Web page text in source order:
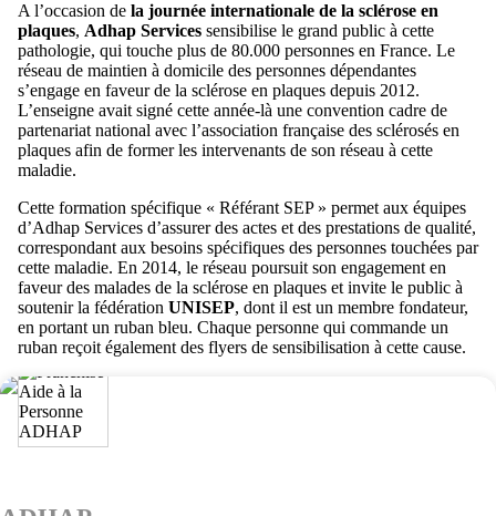
A l’occasion de la journée internationale de la sclérose en
plaques, Adhap Services sensibilise le grand public à cette
pathologie, qui touche plus de 80.000 personnes en France. Le
réseau de maintien à domicile des personnes dépendantes
s’engage en faveur de la sclérose en plaques depuis 2012.
L’enseigne avait signé cette année-là une convention cadre de
partenariat national avec l’association française des sclérosés en
plaques afin de former les intervenants de son réseau à cette
maladie.
Cette formation spécifique « Référant SEP » permet aux équipes
d’Adhap Services d’assurer des actes et des prestations de qualité,
correspondant aux besoins spécifiques des personnes touchées par
cette maladie. En 2014, le réseau poursuit son engagement en
faveur des malades de la sclérose en plaques et invite le public à
soutenir la fédération UNISEP, dont il est un membre fondateur,
en portant un ruban bleu. Chaque personne qui commande un
ruban reçoit également des flyers de sensibilisation à cette cause.